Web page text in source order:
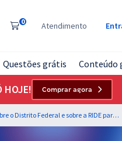
0 Atendimento
Questões grátis Conteúdo
Comprar agora
Conhecimentos sobre o Distrito Federal e sobre a RIDE para a ADASA - Agência Reguladora de Águas, Energia e Saneamento do DF - Professora: Rebecca Guimarães